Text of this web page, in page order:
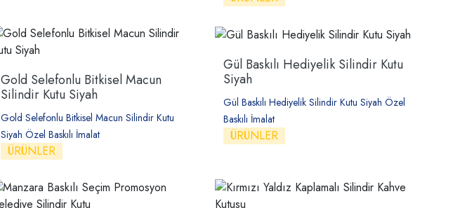
Gold Selefonlu Bitkisel Macun
Silindir Kutu Siyah
Gold Selefonlu Bitkisel Macun Silindir Kutu
Siyah Özel Baskılı İmalat
ÜRÜNLER
Gül Baskılı Hediyelik Silindir Kutu
Siyah
Gül Baskılı Hediyelik Silindir Kutu Siyah Özel
Baskılı İmalat
ÜRÜNLER